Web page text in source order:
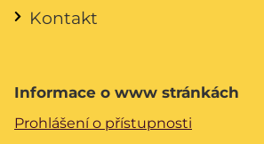
Kontakt
Informace o www stránkách
Prohlášení o přístupnosti